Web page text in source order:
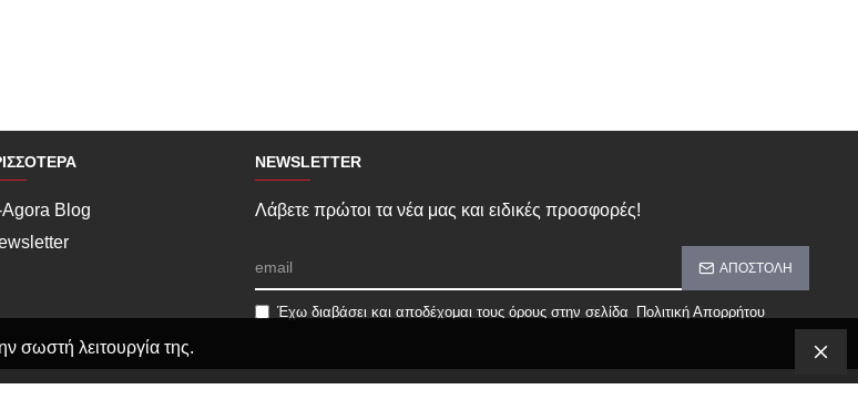
Agora Blog
NEWSLETTER
Λάβετε πρώτοι τα νέα μας και ειδικές προσφορές!
ΑΠΟΣΤΟΛΉ
Έχω διαβάσει και αποδέχομαι τους όρους στην σελίδα Πολιτική Απορρήτου
σωστή λειτουργία της.